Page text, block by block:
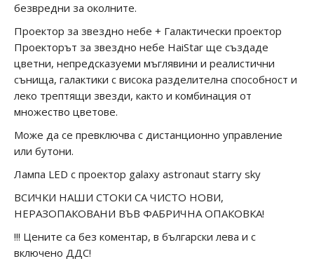
безвредни за околните.
Проектор за звездно небе + Галактически проектор
Проекторът за звездно небе HaiStar ще създаде
цветни, непредсказуеми мъглявини и реалистични
сънища, галактики с висока разделителна способност и
леко трептящи звезди, както и комбинация от
множество цветове.
Може да се превключва с дистанционно управление
или бутони.
Лампа LED с проектор galaxy astronaut starry sky
ВСИЧКИ НАШИ СТОКИ СА ЧИСТО НОВИ,
НЕРАЗОПАКОВАНИ ВЪВ ФАБРИЧНА ОПАКОВКА!
!!! Цените са без коментар, в български лева и с
включено ДДС!